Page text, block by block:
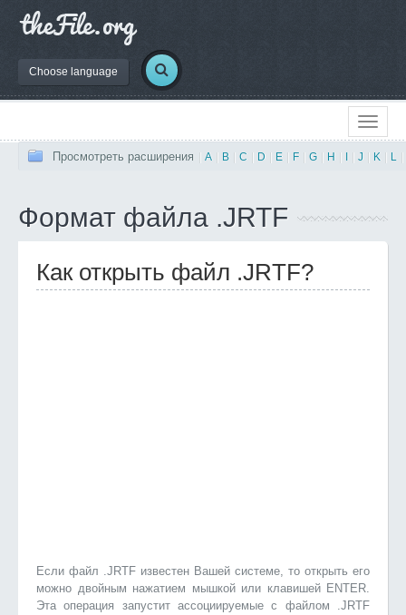
Choose language
Просмотреть расширения A B C D E F G H J K L
Формат файла .JRTF
Как открыть файл .JRTF?
Если файл .JRTF известен Вашей системе, то открыть его
можно двойным нажатием мышкой или клавишей ENTER.
Эта операция запустит ассоциируемые с файлом .JRTF